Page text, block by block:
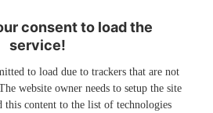
consent to load the
service!
to load due to trackers that are not
website owner needs to setup the site
this content to the list of technologies